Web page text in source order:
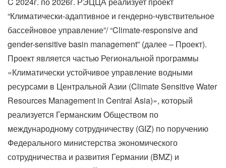
“Климатически-адаптивное и гендерно-чувствительное
бассейновое управление”/ “Climate-responsive and
gender-sensitive basin management” (далее – Проект).
Проект является частью Региональной программы
«Климатически устойчивое управление водными
ресурсами в Центральной Азии (Climate Sensitive Water
Resources Management in Central Asia)», который
реализуется Германским Обществом по
международному сотрудничеству (GIZ) по поручению
Федерального министерства экономического
сотрудничества и развития Германии (BMZ) и